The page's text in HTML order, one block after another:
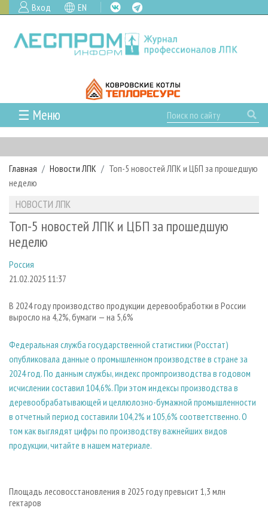
Вход EN
☰ Меню
ГЛАВНАЯ
РУБРИКИ И ТЕМЫ
РУБРИКИ ЖУРНАЛА
ЛЕСОЗАГОТОВКА
ЛЕСОПИЛЕНИЕ
СУШКА ДРЕВЕСИНЫ
ДЕРЕВЯННОЕ ДОМОСТРОЕНИЕ
БИОЭНЕРГЕТИКА
ЦБП
ИНСТРУМЕНТ И МАТЕРИАЛЫ
НОВОСТИ
НОВОСТИ ЛПК
НОВОСТИ ЖУРНАЛА
ПРОЕКТЫ ЛПИ
АНАЛИТИКА
ПРЕДПРИЯТИЯ ЛПК
ПЕРСОНЫ
ОФИЦИАЛЬНЫЕ ДЕЛЕГАЦИИ
RUSSIAN FORESTRY REVIEW
ГАЗЕТА ЛЕСПРОМФОРУМ
БИБЛИОТЕКА СПЕЦИАЛИСТА
АРХИВ
АРХИВ ЖУРНАЛОВ
О ЖУРНАЛЕ
КОНТАКТЫ
РЕКЛАМОДАТЕЛЯМ
РЕКЛАМА
Главная Новости ЛПК
Топ-5 новостей ЛПК и ЦБП за прошедшую
неделю
НОВОСТИ ЛПК
Топ-5 новостей ЛПК и ЦБП за прошедшую
неделю
Россия
21.02.2025 11:37
В 2024 году производство продукции деревообработки в России
выросло на 4,2%, бумаги — на 5,6%
Федеральная служба государственной статистики (Росстат)
опубликовала данные о промышленном производстве в стране за
2024 год. По данным службы, индекс промпроизводства в годовом
исчислении составил 104,6%. При этом индексы производства в
деревообрабатывающей и целлюлозно-бумажной промышленности
в отчетный период составили 104,2% и 105,6% соответственно. О
том как выглядят цифры по производству важнейших видов
продукции, читайте в нашем материале.
Площадь лесовосстановления в 2025 году превысит 1,3 млн
гектаров